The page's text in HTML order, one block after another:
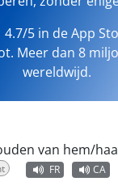
4.7/5 in de App
Meer dan 8
wereldwijd.
van hem/
FR CA